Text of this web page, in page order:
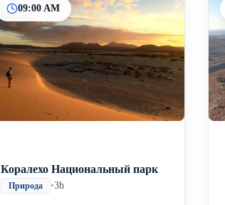
09:00 AM
Коралехо Национальный парк
Природа •3h